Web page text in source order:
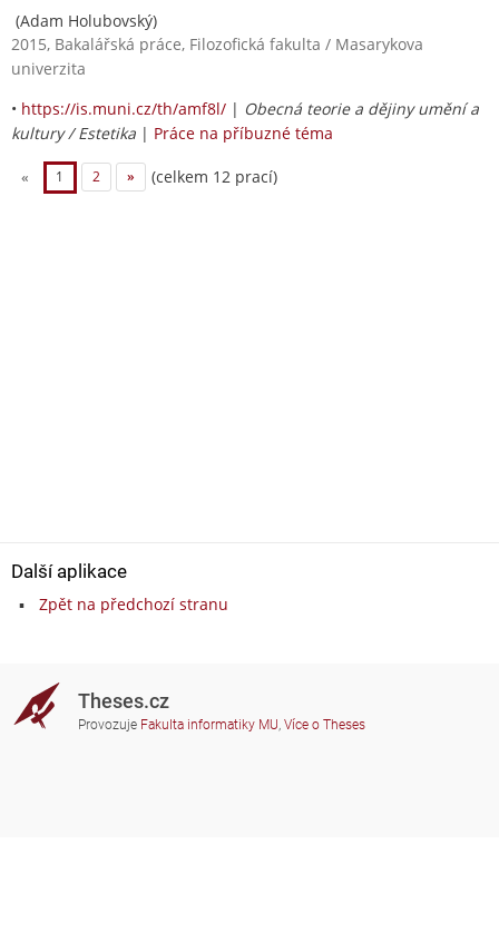
(Adam Holubovský)
2015, Bakalářská práce, Filozofická fakulta / Masarykova
univerzita
• https://is.muni.cz/th/amf8l/ | Obecná teorie a dějiny umění a
kultury / Estetika | Práce na příbuzné téma
« 1 2 » (celkem 12 prací)
Další aplikace
Zpět na předchozí stranu
Theses.cz
Provozuje Fakulta informatiky MU, Více o Theses